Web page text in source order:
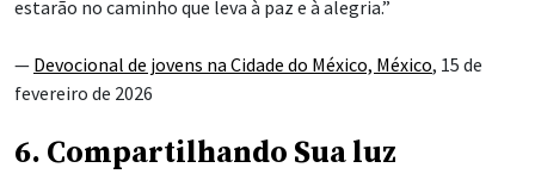
estarão no caminho que leva à paz e à alegria.”
— Devocional de jovens na Cidade do México, México, 15 de
fevereiro de 2026
6. Compartilhando Sua luz